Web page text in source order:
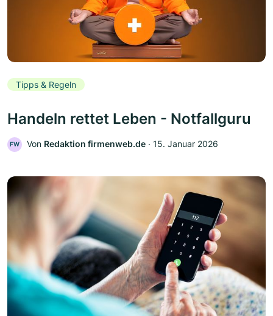
Tipps & Regeln
Handeln rettet Leben - Notfallguru
FW Von Redaktion firmenweb.de ‧ 15. Januar 2026